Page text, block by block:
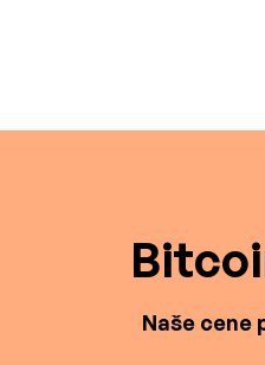
Naše cene